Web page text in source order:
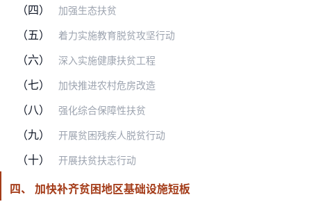
（四） 加强生态扶贫
（五） 着力实施教育脱贫攻坚行动
（六） 深入实施健康扶贫工程
（七） 加快推进农村危房改造
（八） 强化综合保障性扶贫
（九） 开展贫困残疾人脱贫行动
（十） 开展扶贫扶志行动
四、 加快补齐贫困地区基础设施短板